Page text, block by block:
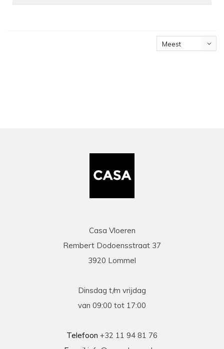
Meest
Casa Vloeren
Rembert Dodoensstraat 37
3920 Lommel
Dinsdag t/m vrijdag
van 09:00 tot 17:00
Telefoon +32 11 94 81 76